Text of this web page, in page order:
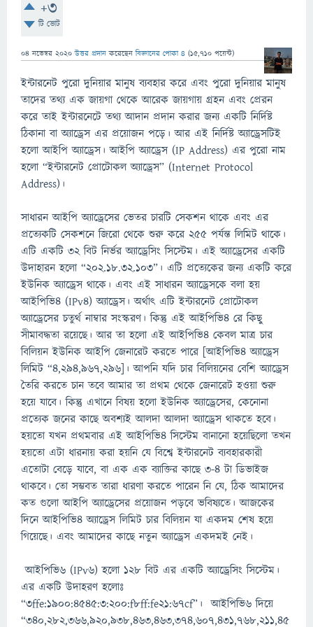
+3
টি ভোট
04 নভেম্বর 2020 উত্তর প্রদান করেছেনবিজ্ঞানের পোকা ৪ (15,710 পয়েন্ট)
ইন্টারনেট পুরো দুনিয়ার মানুষ ব্যবহার করে এবং পুরো দুনিয়ার মানুষ
তাদের তথ্য এক জায়গা থেকে আরেক জায়গায় গ্রহন এবং প্রেরন
করে তাই ইন্টারনেটে তথ্য আদান প্রদান করার জন্য একটি নির্দিষ্ট
ঠিকানা বা অ্যাড্রেস এর প্রয়োজন পড়ে। আর এই নির্দিষ্ট অ্যাড্রেসটিই
হলো আইপি অ্যাড্রেস। আইপি অ্যাড্রেস (IP Address) এর পুরো নাম
হলো “ইন্টারনেট প্রোটোকল অ্যাড্রেস” (Internet Protocol
Address)।
সাধারন আইপি অ্যাড্রেসের ভেতর চারটি সেকশন থাকে এবং এর
প্রত্যেকটি সেকশনে জিরো থেকে শুরু করে 255 পর্যন্ত লিমিট থাকে।
এটি একটি ৩২ বিট নির্ভর অ্যাড্রেসিং সিস্টেম। এই অ্যাড্রেসের একটি
উদাহারন হলো “202.18.32.103”। এটি প্রত্যেকের জন্য একটি করে
ইউনিক অ্যাড্রেস থাকে। এবং এই সাধারন অ্যাড্রেসকে বলা হয়
আইপিভি৪ (IPv4) অ্যাড্রেস। অর্থাৎ এটি ইন্টারনেট প্রোটোকল
অ্যাড্রেসের চতুর্থ নাম্বার সংস্করণ। কিন্তু এই আইপিভি৪ রে কিছু
সীমাবদ্ধতা রয়েছে। আর তা হলো এই আইপিভি৪ কেবল মাত্র চার
বিলিয়ন ইউনিক আইপি জেনারেট করতে পারে [আইপিভি৪ অ্যাড্রেস
লিমিট “৪,২৯৪,৯৬৭,২৯৬]। আপনি যদি চার বিলিয়নের বেশি অ্যাড্রেস
তৈরি করতে চান তবে আমার তা প্রথম থেকে জেনারেট হওয়া শুরু
হয়ে যাবে। কিন্তু এখানে বিষয় হলো ইউনিক অ্যাড্রেসের, কেনোনা
প্রত্যেক জনের কাছে অবশ্যই আলদা আলদা অ্যাড্রেস থাকতে হবে।
হয়তো যখন প্রথমবার এই আইপিভি৪ সিস্টেম বানানো হয়েছিলো তখন
হয়তো এটা ধারনায় করা হয়নি যে বিশ্বে ইন্টারনেট ব্যবহারকারী
এতোটা বেড়ে যাবে, বা এক এক ব্যাক্তির কাছে ৩-৪ টা ডিভাইজ
থাকবে। তো সম্ভবত তারা ধারণা করতে পারেন নি যে, ঠিক আমাদের
কত গুলো আইপি অ্যাড্রেসের প্রয়োজন পড়বে ভবিষ্যতে। আজকের
দিনে আইপিভি৪ অ্যাড্রেস লিমিট চার বিলিয়ন যা একদম শেষ হয়ে
গিয়েছে। এবং আমাদের কাছে নতুন অ্যাড্রেস একদমই নেই।
আইপিভি৬ (IPv6) হলো ১২৮ বিট এর একটি অ্যাড্রেসিং সিস্টেম।
এর একটি উদাহরণ হলোঃ
“3ffe:1900:4545:3:200:f8ff:fe21:67cf”। আইপিভি৬ দিয়ে
“৩৪০,২৮২,৩৬৬,৯২০,৯৩৮,৪৬৩,৪৬৩,৩৭৪,৬০৭,৪৩১,৭৬৮,২১১,৪৫